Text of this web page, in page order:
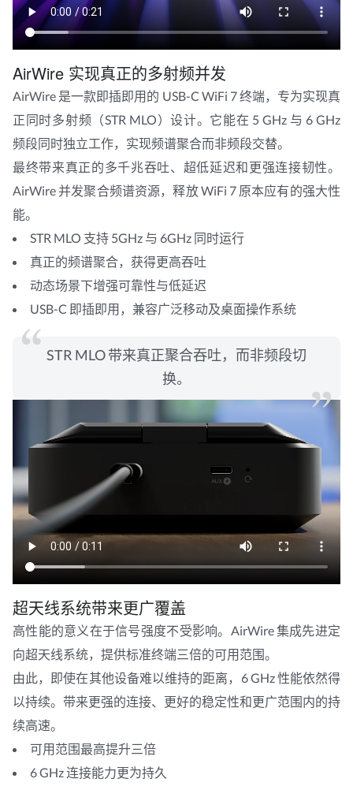
AirWire 实现真正的多射频并发
AirWire 是一款即插即用的 USB-C WiFi 7 终端，专为实现真
正同时多射频（STR MLO）设计。它能在 5 GHz 与 6 GHz
频段同时独立工作，实现频谱聚合而非频段交替。
最终带来真正的多千兆吞吐、超低延迟和更强连接韧性。
AirWire 并发聚合频谱资源，释放 WiFi 7 原本应有的强大性
能。
STR MLO 支持 5GHz 与 6GHz 同时运行
真正的频谱聚合，获得更高吞吐
动态场景下增强可靠性与低延迟
USB-C 即插即用，兼容广泛移动及桌面操作系统
STR MLO 带来真正聚合吞吐，而非频段切
换。
超天线系统带来更广覆盖
高性能的意义在于信号强度不受影响。AirWire 集成先进定
向超天线系统，提供标准终端三倍的可用范围。
由此，即使在其他设备难以维持的距离，6 GHz 性能依然得
以持续。带来更强的连接、更好的稳定性和更广范围内的持
续高速。
可用范围最高提升三倍
6 GHz 连接能力更为持久